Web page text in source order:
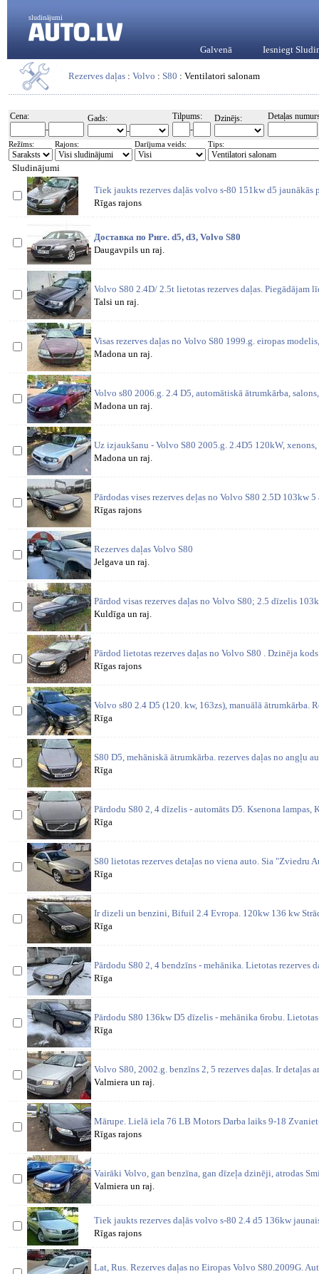
sludinājumi
Galvenā Iesniegt
Rezerves daļas : Volvo : S80 : Ventilatori salonam
Cena:
-
Gads:
-
Tilpums:
-
Dzinējs: Detaļas
Režīms: Rajons: Darījuma veids: Tips:
Sludinājumi
Tiek jaukts rezerves daļās volvo s-80 151kw d5 jaunākās
Rīgas rajons
Доставка по Риге. d5, d3, Volvo S80
Daugavpils un raj.
Volvo S80 2.4D/ 2.5t lietotas rezerves daļas. Piegādājam
Talsi un raj.
Visas rezerves daļas no Volvo S80 1999.g. eiropas
Madona un raj.
Volvo s80 2006.g. 2.4 D5, automātiskā ātrumkārba,
Madona un raj.
Uz izjaukšanu - Volvo S80 2005.g. 2.4D5 120kW,
Madona un raj.
Pārdodas vises rezerves deļas no Volvo S80 2.5D 103kw
Rīgas rajons
Rezerves daļas Volvo S80
Jelgava un raj.
Pārdod visas rezerves daļas no Volvo S80; 2.5 dīzelis
Kuldīga un raj.
Pārdod lietotas rezerves daļas no Volvo S80 . Dzinēja
Rīgas rajons
Volvo s80 2.4 D5 (120. kw, 163zs), manuālā ātrumkārba.
Rīga
S80 D5, mehāniskā ātrumkārba. rezerves daļas no angļu
Rīga
Pārdodu S80 2, 4 dīzelis - automāts D5. Ksenona lampas,
Rīga
S80 lietotas rezerves detaļas no viena auto. Sia "Zviedru
Rīga
Ir dizeli un benzini, Bifuil 2.4 Evropa. 120kw 136 kw
Rīga
Pārdodu S80 2, 4 bendzīns - mehānika. Lietotas rezerves
Rīga
Pārdodu S80 136kw D5 dīzelis - mehānika 6robu. Lietotas
Rīga
Volvo S80, 2002.g. benzīns 2, 5 rezerves daļas. Ir detaļas
Valmiera un raj.
Mārupe. Lielā iela 76 LB Motors Darba laiks 9-18
Rīgas rajons
Vairāki Volvo, gan benzīna, gan dīzeļa dzinēji, atrodas
Valmiera un raj.
Tiek jaukts rezerves daļās volvo s-80 2.4 d5 136kw
Rīgas rajons
Lat, Rus. Rezerves daļas no Eiropas Volvo S80.2009G.